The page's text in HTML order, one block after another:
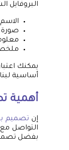
البروفايل
ملخص
يمكنك
أساسية
أهمية
إن تصميم
التواصل
بفضل